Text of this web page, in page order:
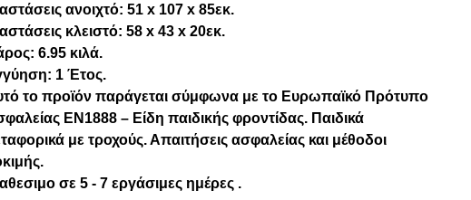
ανοιχτό: 51 x 107 x 85εκ.
κλειστό: 58 x 43 x 20εκ.
6.95 κιλά.
1 Έτος.
το προϊόν παράγεται σύμφωνα με το Ευρωπαϊκό Πρότυπο
EN1888 – Είδη παιδικής φροντίδας. Παιδικά
με τροχούς. Απαιτήσεις ασφαλείας και μέθοδοι
σε 5 - 7 εργάσιμες ημέρες .